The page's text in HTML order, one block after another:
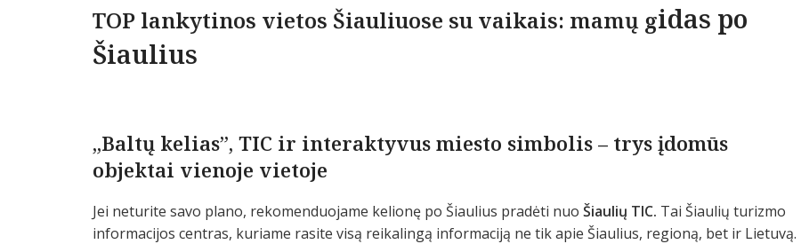
TOP lankytinos vietos Šiauliuose su vaikais: mamų gidas po
Šiaulius
„Baltų kelias”, TIC ir interaktyvus miesto simbolis – trys įdomūs
objektai vienoje vietoje
Jei neturite savo plano, rekomenduojame kelionę po Šiaulius pradėti nuo Šiaulių TIC. Tai Šiaulių turizmo
informacijos centras, kuriame rasite visą reikalingą informaciją ne tik apie Šiaulius, regioną, bet ir Lietuvą.